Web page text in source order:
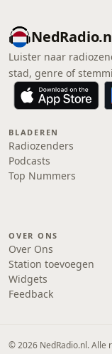
Luister naar
stad, genre of
BLADEREN
Radiozenders
Podcasts
Top Nummers
OVER ONS
Over Ons
Station toevoegen
Widgets
Feedback
© 2026 NedRadio.nl. Alle